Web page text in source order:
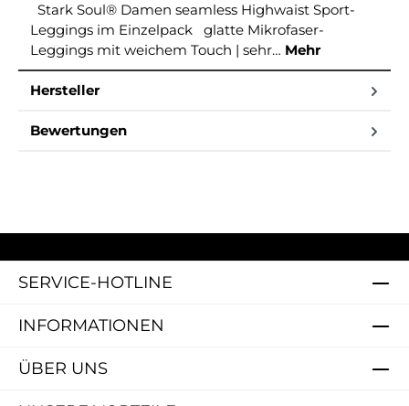
Stark Soul® Damen seamless Highwaist Sport-
Leggings im Einzelpack glatte Mikrofaser-
Leggings mit weichem Touch | sehr… Mehr
Hersteller
Bewertungen
SERVICE-HOTLINE
INFORMATIONEN
ÜBER UNS